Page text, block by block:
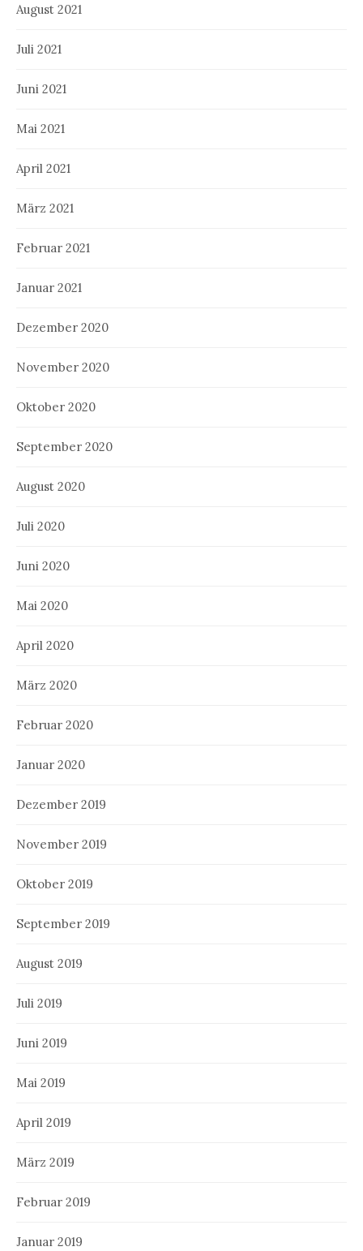
August 2021
Juli 2021
Juni 2021
Mai 2021
April 2021
März 2021
Februar 2021
Januar 2021
Dezember 2020
November 2020
Oktober 2020
September 2020
August 2020
Juli 2020
Juni 2020
Mai 2020
April 2020
März 2020
Februar 2020
Januar 2020
Dezember 2019
November 2019
Oktober 2019
September 2019
August 2019
Juli 2019
Juni 2019
Mai 2019
April 2019
März 2019
Februar 2019
Januar 2019